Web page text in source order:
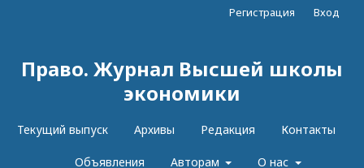
Право. Журнал Высшей школы
экономики
Текущий выпуск Архивы Редакция Контакты
Объявления Авторам О нас
Регистрация Вход